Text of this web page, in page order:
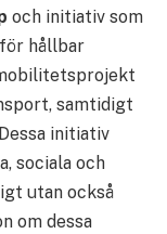
och initiativ som
hållbar
samtidigt
initiativ
sociala och
utan också
om dessa